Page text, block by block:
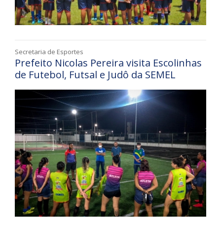
Secretaria de Esportes
Prefeito Nicolas Pereira visita Escolinhas
de Futebol, Futsal e Judô da SEMEL